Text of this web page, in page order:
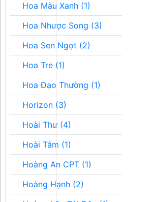
Hoa Màu Xanh (1)
Hoa Nhược Song (3)
Hoa Sen Ngọt (2)
Hoa Tre (1)
Hoa Đạo Thường (1)
Horizon (3)
Hoài Thư (4)
Hoài Tâm (1)
Hoàng An CPT (1)
Hoàng Hạnh (2)